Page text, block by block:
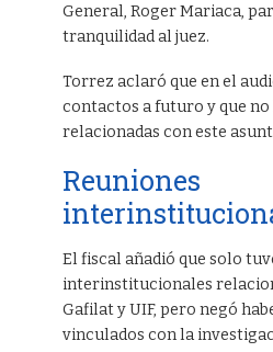
General, Roger Mariaca,
tranquilidad al juez.
Torrez aclaró que en el
contactos a futuro y que
relacionadas con este
Reuniones
El fiscal añadió que solo
interinstitucionales
Gafilat y UIF, pero negó
vinculados con la